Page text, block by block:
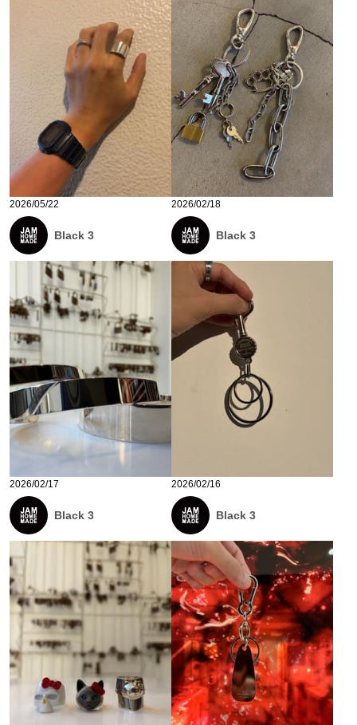
2026/05/22
Black 3
2026/02/18
Black 3
2026/02/17
Black 3
2026/02/16
Black 3